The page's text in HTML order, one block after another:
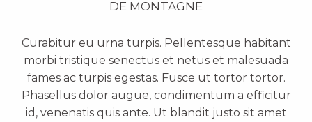
DE MONTAGNE
Curabitur eu urna turpis. Pellentesque habitant
morbi tristique senectus et netus et malesuada
fames ac turpis egestas. Fusce ut tortor tortor.
Phasellus dolor augue, condimentum a efficitur
id, venenatis quis ante. Ut blandit justo sit amet